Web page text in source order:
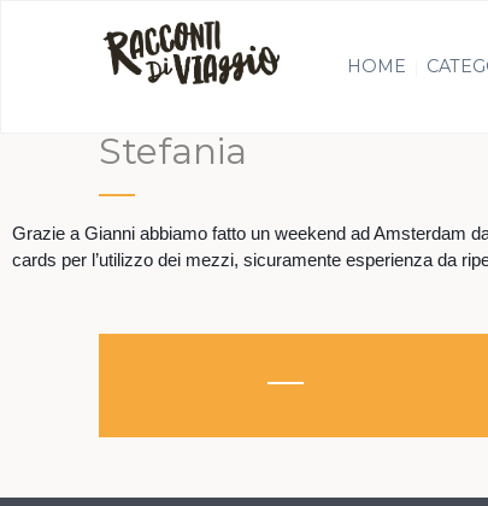
HOME
Stefania
Grazie a Gianni abbiamo fatto un weekend ad Amsterdam
cards per l’utilizzo dei mezzi, sicuramente esperienza da